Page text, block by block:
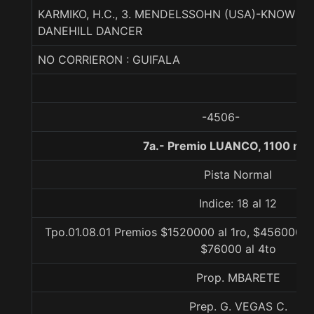
KARMIKO, H.C., 3. MENDELSSOHN (USA)-KNOW
DANEHILL DANCER
NO CORRIERON : GUIFALA
-4506-
7a.- Premio LUANCO, 1100
Pista Normal
Indice: 18 al 12
Tpo.01.08.01 Premios $1520000 al 1ro, $456000
$76000 al 4to
Prop. MBARETE
Prep. G. VEGAS C.